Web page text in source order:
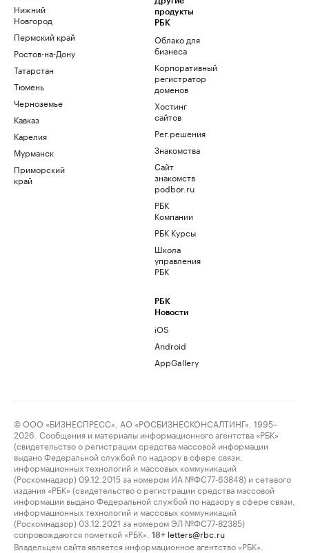
Нижний
Новгород
Пермский край
Ростов-на-Дону
Татарстан
Тюмень
Черноземье
Кавказ
Карелия
Мурманск
Приморский
край
продукты
РБК
Облако для
бизнеса
Корпоративный
регистратор
доменов
Хостинг
сайтов
Рег.решения
Знакомства
Сайт
знакомств
podbor.ru
РБК
Компании
РБК Курсы
Школа
управления
РБК
РБК
Новости
iOS
Android
AppGallery
© ООО «БИЗНЕСПРЕСС», АО «РОСБИЗНЕСКОНСАЛТИНГ», 1995–
2026. Сообщения и материалы информационного агентства «РБК»
(свидетельство о регистрации средства массовой информации
выдано Федеральной службой по надзору в сфере связи,
информационных технологий и массовых коммуникаций
(Роскомнадзор) 09.12.2015 за номером ИА №ФС77-63848) и сетевого
издания «РБК» (свидетельство о регистрации средства массовой
информации выдано Федеральной службой по надзору в сфере связи,
информационных технологий и массовых коммуникаций
(Роскомнадзор) 03.12.2021 за номером ЭЛ №ФС77-82385)
сопровождаются пометкой «РБК».
18+ letters@rbc.ru
Владельцем сайта является информационное агентство «РБК».